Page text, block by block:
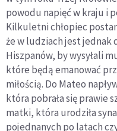
powodu napięć w kraju i
Kilkuletni chłopiec
że w ludziach jest
Hiszpanów, by wysyłali
które będą emanować
miłością. Do Mateo
która pobrała się prawie
matki, która urodziła
pojednanych po latach